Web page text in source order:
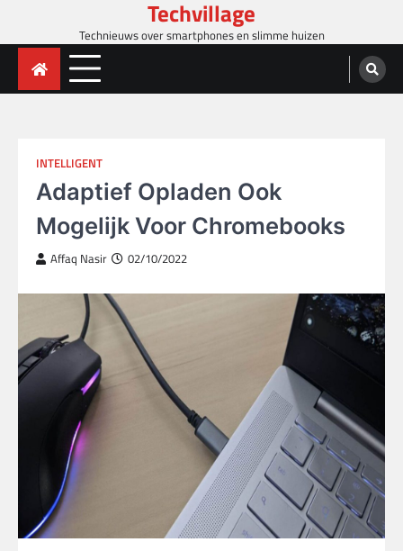
content
Techvillage
Technieuws over smartphones en slimme huizen
INTELLIGENT
Adaptief Opladen Ook
Mogelijk Voor Chromebooks
Affaq Nasir 02/10/2022